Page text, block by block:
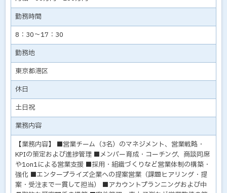
勤務時間
8：30～17：30
勤務地
東京都港区
休日
土日祝
業務内容
【業務内容】 ■営業チーム（3名）のマネジメント、営業戦略・
KPIの策定および進捗管理 ■メンバー育成・コーチング、商談同席
や1on1による営業支援 ■採用・組織づくりなど営業体制の構築・
強化 ■エンタープライズ企業への提案営業（課題ヒアリング・提
案・受注まで一貫して担当） ■アカウントプランニングおよび中